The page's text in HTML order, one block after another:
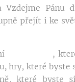
Vzdejme Pánu
přejít i ke
🍇🍉🥧🍪,
hry, které byste
které byste